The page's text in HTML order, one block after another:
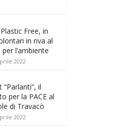
Free, in
in riva al
l’ambiente
2022
“Parlanti”, il
per la PACE al
di Travacò
2022